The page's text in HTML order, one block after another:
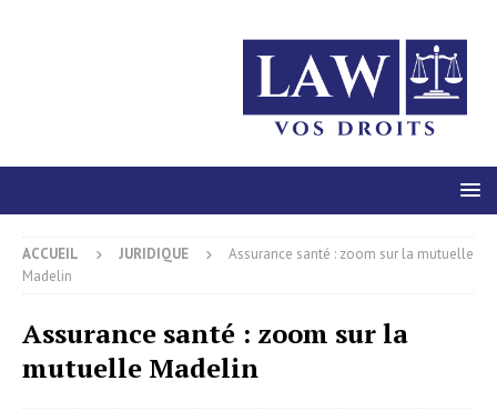
ACCUEIL JURIDIQUE
Assurance santé : zoom sur la mutuelle
Madelin
Assurance santé : zoom sur la
mutuelle Madelin